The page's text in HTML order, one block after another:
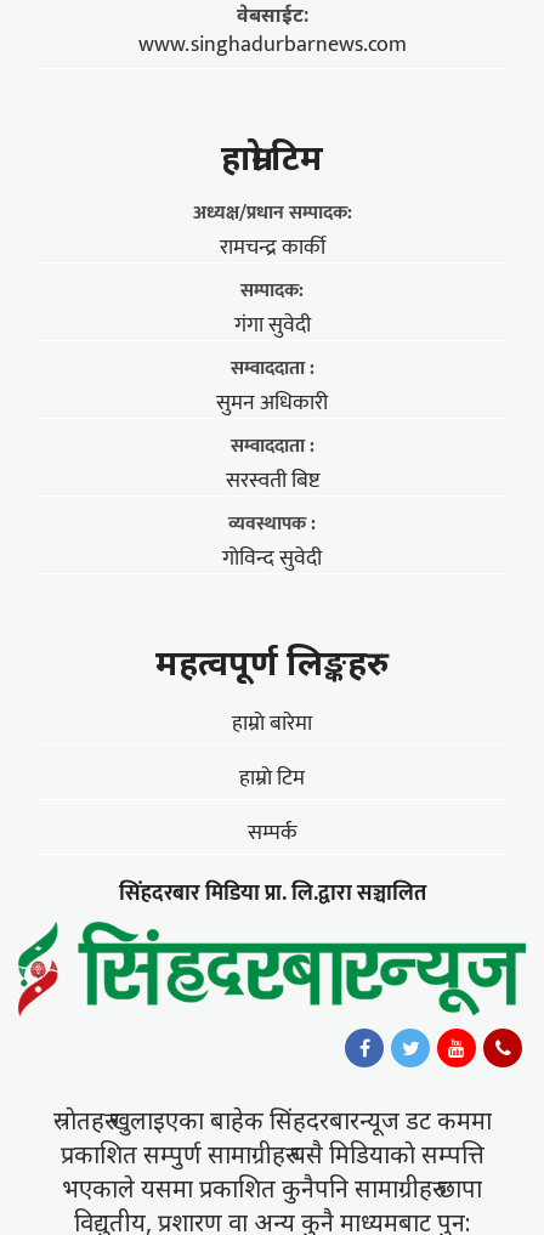
वेबसाईट:
www.singhadurbarnews.com
हाम्राे टिम
अध्यक्ष/प्रधान सम्पादक:
रामचन्द्र कार्की
सम्पादक:
गंगा सुवेदी
सम्वाददाता :
सुमन अधिकारी
सम्वाददाता :
सरस्वती बिष्ट
व्यवस्थापक :
गोविन्द सुवेदी
महत्वपूर्ण लिङ्कहरु
हाम्राे बारेमा
हाम्राे टिम
सम्पर्क
सिंहदरबार मिडिया प्रा. लि.द्वारा सञ्चालित
स्राेतहरु खुलाइएका बाहेक सिंहदरबारन्यूज डट कममा
प्रकाशित सम्पुर्ण सामाग्रीहरु यसै मिडियाकाे सम्पत्ति
भएकाले यसमा प्रकाशित कुनैपनि सामाग्रीहरु छापा
विद्युतीय, प्रशारण वा अन्य कुनै माध्यमबाट पुन: